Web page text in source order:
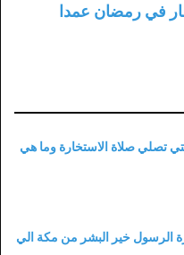
في رمضان عمدا
تصلي صلاة الاستخارة وما هي
الرسول خير البشر من مكة الي